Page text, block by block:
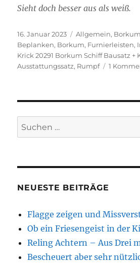
Sieht doch besser aus als weiß.
Veröffentlicht
am
16. Januar 2023 Kategorien
Allgemein,
Beplanken, Borkum, Furnierleisten,
Krick 20291 Borkum Schiff Bausatz +
Ausstattungssatz, Rumpf 1
Suchen
nach:
NEUESTE BEITRÄGE
Flagge zeigen und
Ob ein Friesengeist in der
Reling Achtern – Aus Drei
Bescheuert aber sehr